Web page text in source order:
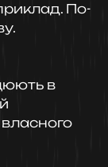
По-
в